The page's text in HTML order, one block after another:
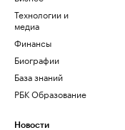
Технологии и
медиа
Финансы
Биографии
База знаний
РБК Образование
Новости